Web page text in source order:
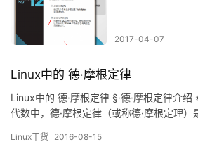
2017-04-07
Linux中的 德·摩根定律
Linux中的 德·摩根定律 §·德·摩根定律介
代数中，德·摩根定律（或称德·摩根定理
些关系： 非(P 且 Q) = (非 P) 或 (非 Q) 非
Linux干货 2016-08-15